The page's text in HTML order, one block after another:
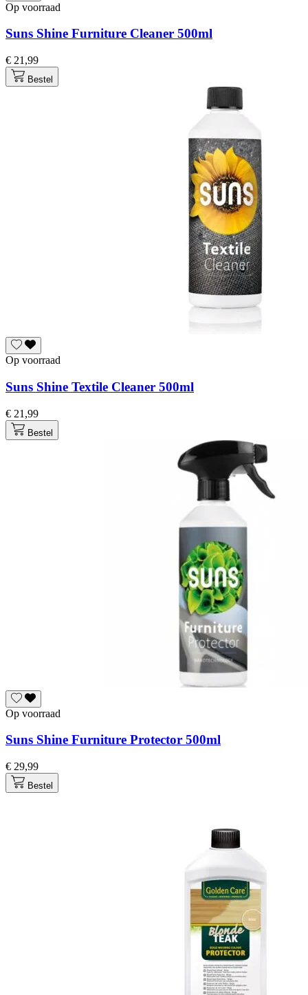
Op voorraad
Suns Shine Furniture Cleaner 500ml
€ 21,99
Bestel
Op voorraad
Suns Shine Textile Cleaner 500ml
€ 21,99
Bestel
Op voorraad
Suns Shine Furniture Protector 500ml
€ 29,99
Bestel